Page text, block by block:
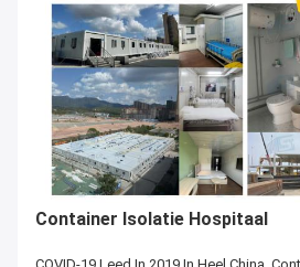
Container Isolatie Hospitaal